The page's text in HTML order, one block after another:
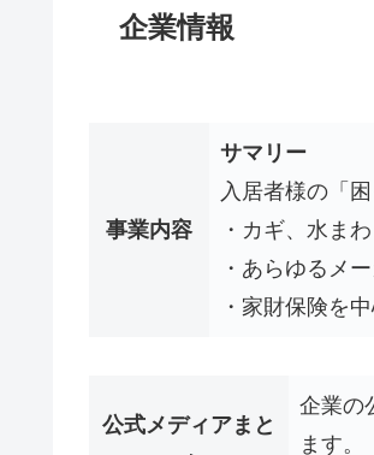
企業情報
事業内容
サマリー
入居者様の「
・カギ、水ま
・あらゆるメ
・家財保険を
公式メディアまと
企業の
ます。